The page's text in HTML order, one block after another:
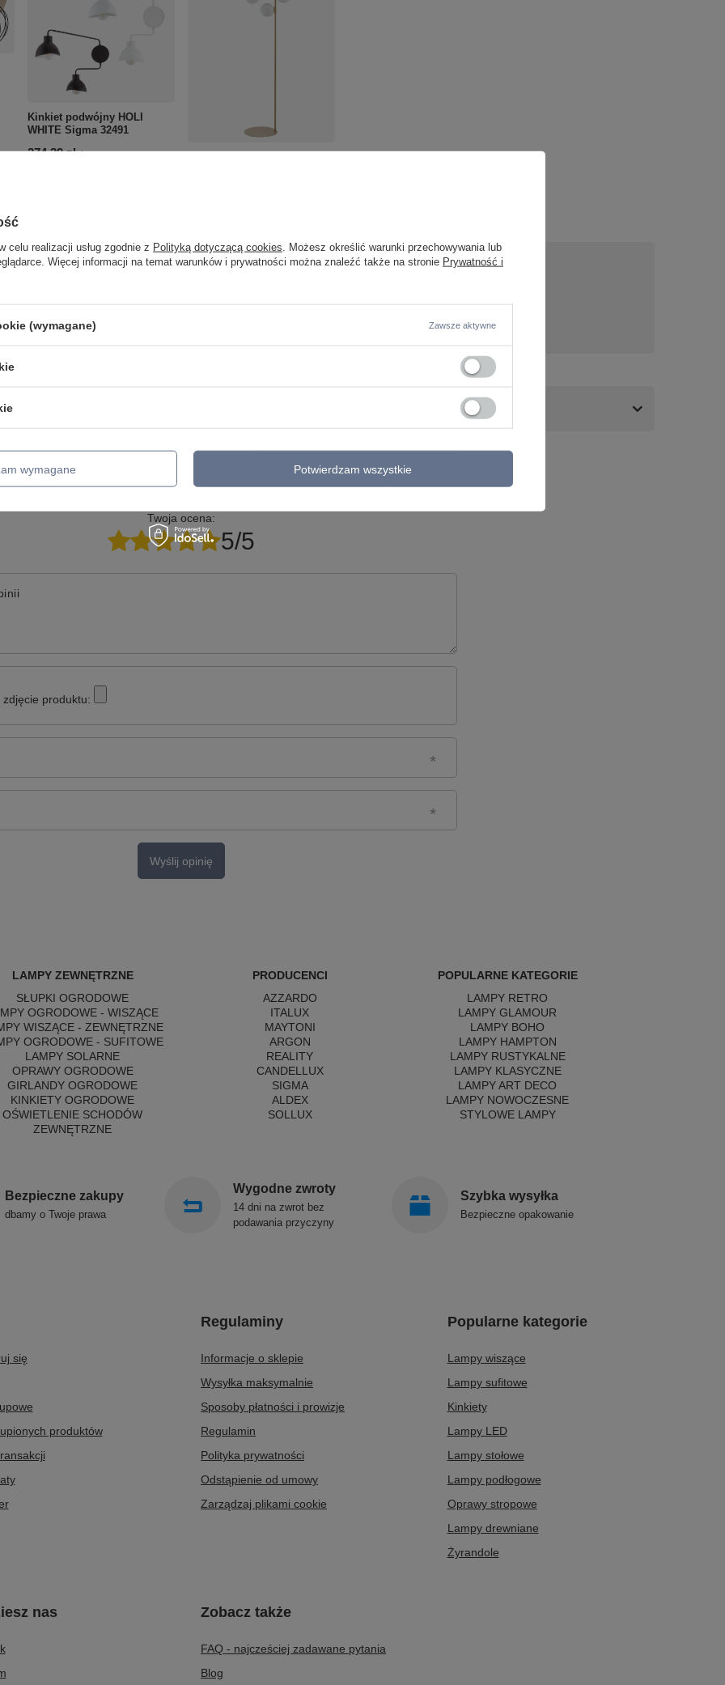
Kinkiet podwójny HOLI
WHITE Sigma 32491
274,29 zł / szt.
Masz pytania lub chcesz
Twoja ocena:
5/5
produktu:
Wyślij opinię
LAMPY ZEWNĘTRZNE
SŁUPKI OGRODOWE
OGRODOWE - WISZĄCE
WISZĄCE - ZEWNĘTRZNE
OGRODOWE - SUFITOWE
LAMPY SOLARNE
OPRAWY OGRODOWE
GIRLANDY OGRODOWE
KINKIETY OGRODOWE
OŚWIETLENIE SCHODÓW
ZEWNĘTRZNE
PRODUCENCI
AZZARDO
ITALUX
MAYTONI
ARGON
REALITY
CANDELLUX
SIGMA
ALDEX
SOLLUX
POPULARNE KATEGORIE
LAMPY RETRO
LAMPY GLAMOUR
LAMPY BOHO
LAMPY HAMPTON
LAMPY RUSTYKALNE
LAMPY KLASYCZNE
LAMPY ART DECO
LAMPY NOWOCZESNE
STYLOWE LAMPY
Bezpieczne zakupy
dbamy o Twoje prawa
Wygodne zwroty
14 dni na zwrot bez
podawania przyczyny
Szybka wysyłka
Bezpieczne opakowanie
się
produktów
Regulaminy
Informacje o sklepie
Wysyłka maksymalnie
Sposoby płatności i prowizje
Regulamin
Polityka prywatności
Odstąpienie od umowy
Zarządzaj plikami cookie
Popularne kategorie
Lampy wiszące
Lampy sufitowe
Kinkiety
Lampy LED
Lampy stołowe
Lampy podłogowe
Oprawy stropowe
Lampy drewniane
Żyrandole
nas Zobacz także
FAQ - najcześciej zadawane pytania
Blog
celu realizacji usług zgodnie z Polityką dotyczącą cookies . Możesz określić warunki przechowywania lub
Więcej informacji na temat warunków i prywatności można znaleźć także na stronie Prywatność i
(wymagane) Zawsze aktywne
wymagane Potwierdzam wszystkie